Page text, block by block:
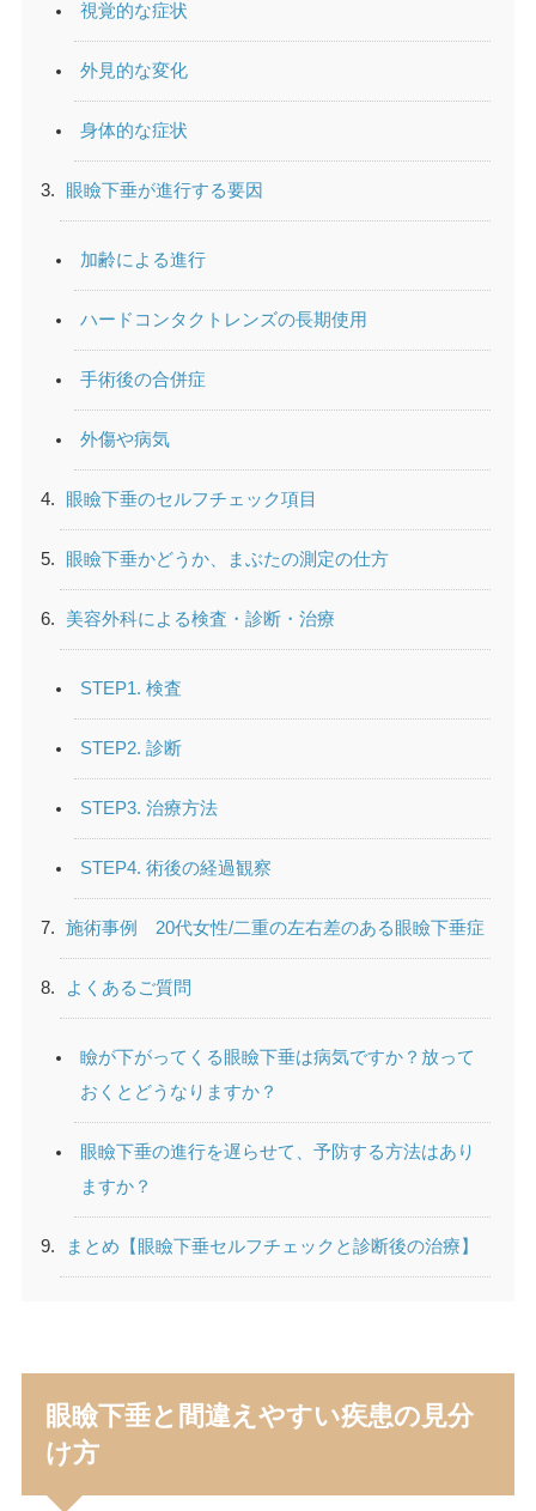
視覚的な症状
外見的な変化
身体的な症状
眼瞼下垂が進行する要因
加齢による進行
ハードコンタクトレンズの長期使用
手術後の合併症
外傷や病気
眼瞼下垂のセルフチェック項目
眼瞼下垂かどうか、まぶたの測定の仕方
美容外科による検査・診断・治療
STEP1. 検査
STEP2. 診断
STEP3. 治療方法
STEP4. 術後の経過観察
施術事例 20代女性/二重の左右差のある眼瞼下垂症
よくあるご質問
瞼が下がってくる眼瞼下垂は病気ですか？放って
おくとどうなりますか？
眼瞼下垂の進行を遅らせて、予防する方法はあり
ますか？
まとめ【眼瞼下垂セルフチェックと診断後の治療】
眼瞼下垂と間違えやすい疾患の見分
け方